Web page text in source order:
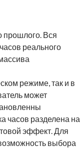
прошлого. Вся
реального
режиме, так и в
может
часов разделена на
эффект. Для
выбора